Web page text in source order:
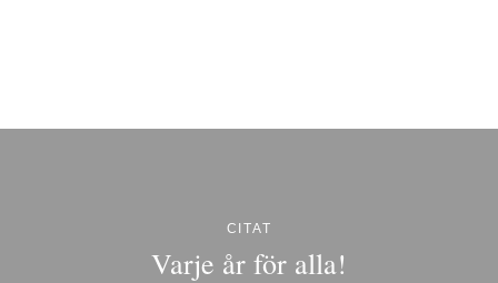
CITAT
Varje år för alla!